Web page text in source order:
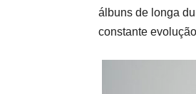
álbuns de longa
constante